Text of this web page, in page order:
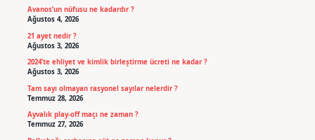
Avanos’un nüfusu ne kadardır ?
Ağustos 4, 2026
21 ayet nedir ?
Ağustos 3, 2026
2024’te ehliyet ve kimlik birleştirme ücreti ne kadar ?
Ağustos 3, 2026
Tam sayı olmayan rasyonel sayılar nelerdir ?
Temmuz 28, 2026
Ayvalık play-off maçı ne zaman ?
Temmuz 27, 2026